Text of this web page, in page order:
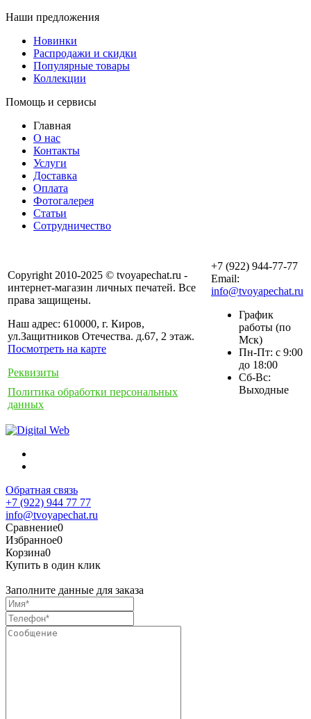
Наши предложения
Новинки
Распродажи и скидки
Популярные товары
Коллекции
Помощь и сервисы
Главная
О нас
Контакты
Услуги
Доставка
Оплата
Фотогалерея
Статьи
Сотрудничество
Copyright 2010-2025 © tvoyapechat.ru -
интернет-магазин личных печатей. Все
права защищены.
Наш адрес: 610000, г. Киров,
ул.Защитников Отечества. д.67, 2 этаж.
Посмотреть на карте
Реквизиты
Политика обработки персональных
данных
+7 (922) 944-77-77
Email:
info@tvoyapechat.ru
График
работы (по
Мск)
Пн-Пт: с 9:00
до 18:00
Сб-Вс:
Выходные
Обратная связь
+7 (922) 944 77 77
info@tvoyapechat.ru
Сравнение0
Избранное0
Корзина0
Купить в один клик
Заполните данные для заказа